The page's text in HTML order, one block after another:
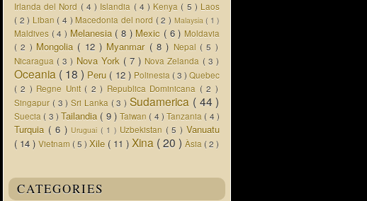
Irlanda del Nord ( 4 ) Islandia ( 4 ) Kenya ( 5 ) Laos
( 2 ) Liban ( 4 ) Macedonia del nord ( 2 ) Malaysia( 1 )
Maldives ( 4 ) Melanesia ( 8 ) Mexic ( 6 ) Moldavia
( 2 ) Mongolia ( 12 ) Myanmar ( 8 ) Nepal ( 5 )
Nicaragua ( 3 ) Nova York ( 7 ) Nova Zelanda ( 3 )
Oceania ( 18 ) Peru ( 12 ) Polinesia ( 3 )Quebec
( 2 ) Regne Unit ( 2 ) Republica Dominicana ( 2 )
Singapur ( 3 )Sri Lanka ( 3 ) Sudamerica ( 44 )
Suecia ( 3 ) Tailandia ( 9 ) Taiwan ( 4 ) Tanzania ( 4 )
Turquia ( 6 ) Uruguai( 1 ) Uzbekistan ( 5 )Vanuatu
( 14 ) Vietnam ( 5 ) Xile ( 11 ) Xina ( 20 ) Àsia ( 2 )
CATEGORIES